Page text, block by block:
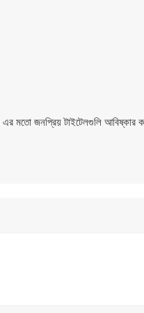
এর মতো জনপ্রিয় টাইটেলগুলি